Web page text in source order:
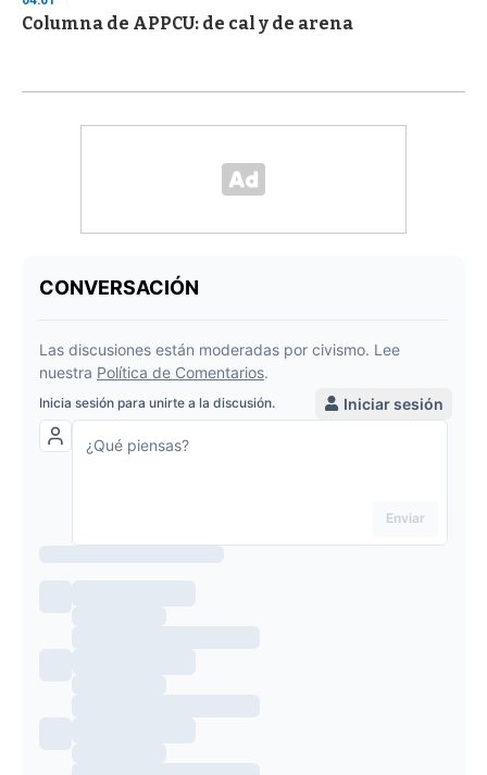
Columna de APPCU: de cal y de arena